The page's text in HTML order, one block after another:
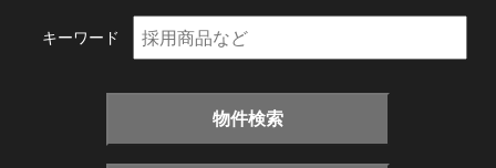
キーワード
物件検索